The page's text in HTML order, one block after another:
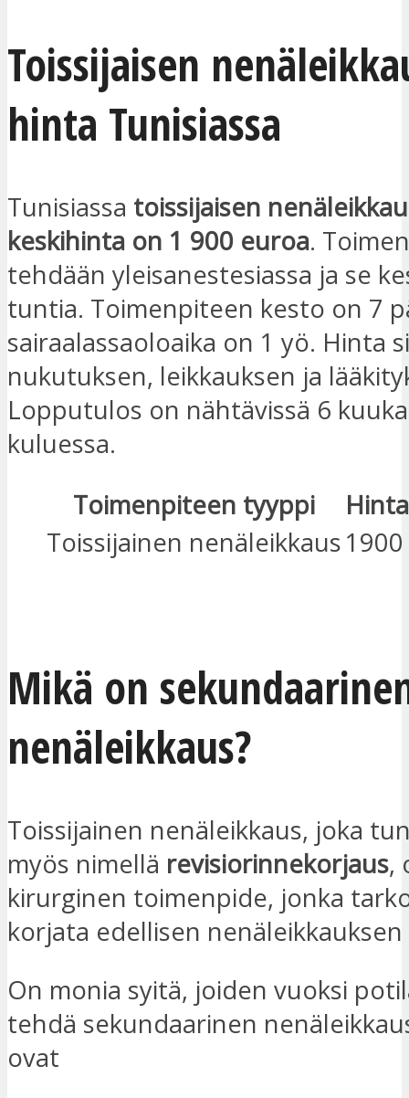
Toissijaisen
hinta Tunisiassa
Tunisiassa toissijaisen
keskihinta on 1 900 euroa.
tehdään yleisanestesiassa ja se
tuntia. Toimenpiteen kesto on 7
sairaalassaoloaika on 1 yö. Hinta
nukutuksen, leikkauksen ja
Lopputulos on nähtävissä 6
kuluessa.
Toimenpiteen tyyppi
Toissijainen nenäleikkaus
Mikä on
nenäleikkaus?
Toissijainen nenäleikkaus, joka
myös nimellä revisiorinnekorjaus,
kirurginen toimenpide, jonka
korjata edellisen
On monia syitä, joiden vuoksi
tehdä sekundaarinen
ovat